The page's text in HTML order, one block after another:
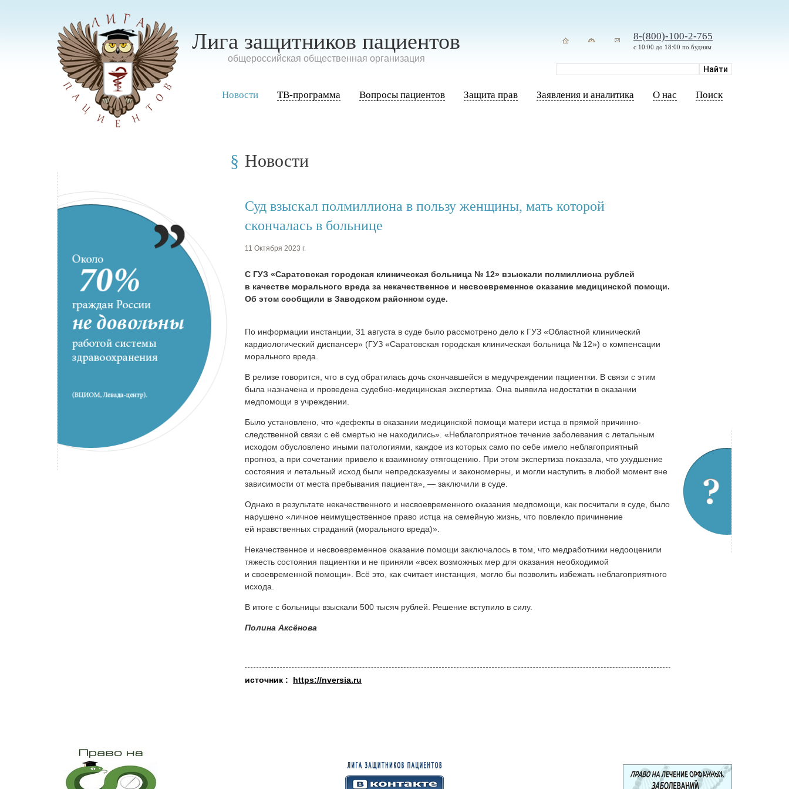
Лига защитников пациентов
oбщероссийская общественная организация
8-(800)-100-2-765
с 10:00 до 18:00 по будням
Новости ТВ-программа Вопросы пациентов Защита прав Заявления и аналитика О нас Поиск
Новости
Суд взыскал полмиллиона в пользу женщины, мать которой
скончалась в больнице
11 Октября 2023 г.
С ГУЗ «Саратовская городская клиническая больница № 12» взыскали полмиллиона рублей
в качестве морального вреда за некачественное и несвоевременное оказание медицинской помощи.
Об этом сообщили в Заводском районном суде.
По информации инстанции, 31 августа в суде было рассмотрено дело к ГУЗ «Областной клинический
кардиологический диспансер» (ГУЗ «Саратовская городская клиническая больница № 12») о компенсации
морального вреда.
В релизе говорится, что в суд обратилась дочь скончавшейся в медучреждении пациентки. В связи с этим
была назначена и проведена судебно-медицинская экспертиза. Она выявила недостатки в оказании
медпомощи в учреждении.
Было установлено, что «дефекты в оказании медицинской помощи матери истца в прямой причинно-
следственной связи с её смертью не находились». «Неблагоприятное течение заболевания с летальным
исходом обусловлено иными патологиями, каждое из которых само по себе имело неблагоприятный
прогноз, а при сочетании привело к взаимному отягощению. При этом экспертиза показала, что ухудшение
состояния и летальный исход были непредсказуемы и закономерны, и могли наступить в любой момент вне
зависимости от места пребывания пациента», — заключили в суде.
Однако в результате некачественного и несвоевременного оказания медпомощи, как посчитали в суде, было
нарушено «личное неимущественное право истца на семейную жизнь, что повлекло причинение
ей нравственных страданий (морального вреда)».
Некачественное и несвоевременное оказание помощи заключалось в том, что медработники недооценили
тяжесть состояния пациентки и не приняли «всех возможных мер для оказания необходимой
и своевременной помощи». Всё это, как считает инстанция, могло бы позволить избежать неблагоприятного
исхода.
В итоге с больницы взыскали 500 тысяч рублей. Решение вступило в силу.
Полина Аксёнова
источник : https://nversia.ru